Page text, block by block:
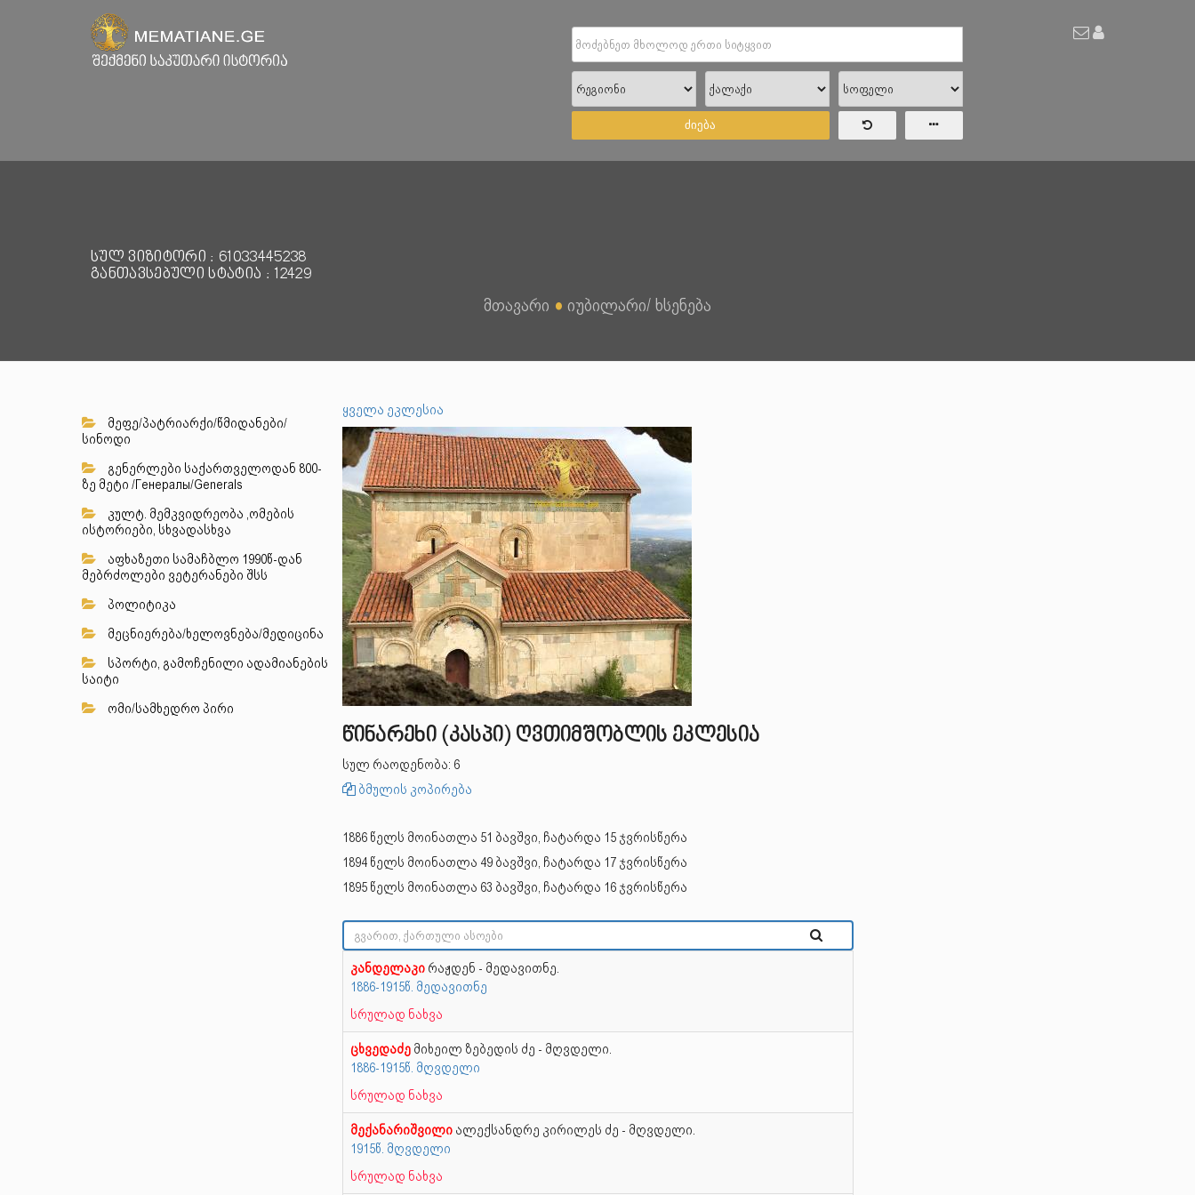
ძიება
სულ ვიზიტორი : 61033445238
განთავსებული სტატია : 12429
მთავარი ● იუბილარი/ ხსენება
მეფე/პატრიარქი/წმიდანები/
სინოდი
გენერლები საქართველოდან 800-
ზე მეტი /Генералы/Generals
კულტ. მემკვიდრეობა ,ომების
ისტორიები, სხვადასხვა
აფხაზეთი სამაჩბლო 1990წ-დან
მებრძოლები ვეტერანები შსს
პოლიტიკა
მეცნიერება/ხელოვნება/მედიცინა
სპორტი, გამოჩენილი ადამიანების
საიტი
ომი/სამხედრო პირი
ყველა ეკლესია
წინარეხი (კასპი) ღვთიმშობლის ეკლესია
სულ რაოდენობა: 6
ბმულის კოპირება
1886 წელს მოინათლა 51 ბავშვი, ჩატარდა 15 ჯვრისწერა
1894 წელს მოინათლა 49 ბავშვი, ჩატარდა 17 ჯვრისწერა
1895 წელს მოინათლა 63 ბავშვი, ჩატარდა 16 ჯვრისწერა
კანდელაკი რაჟდენ - მედავითნე.
1886-1915წ. მედავითნე
სრულად ნახვა
ცხვედაძემიხეილ ზებედის ძე - მღვდელი.
1886-1915წ. მღვდელი
სრულად ნახვა
მექანარიშვილიალექსანდრე კირილეს ძე - მღვდელი.
1915წ. მღვდელი
სრულად ნახვა